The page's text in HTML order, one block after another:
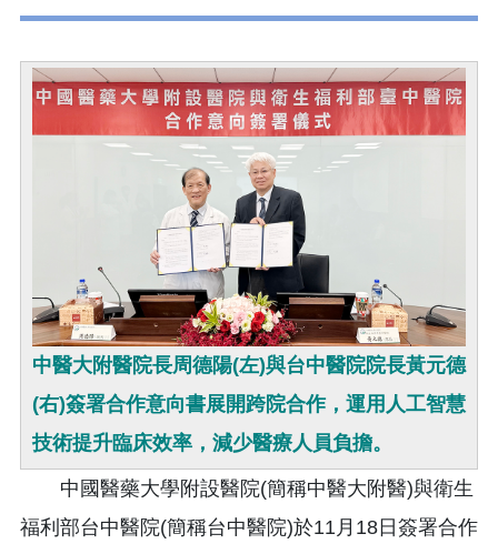
中醫大附醫院長周德陽(左)與台中醫院院長黃元德
(右)簽署合作意向書展開跨院合作，運用人工智慧
技術提升臨床效率，減少醫療人員負擔。
中國醫藥大學附設醫院(簡稱中醫大附醫)與衛生
福利部台中醫院(簡稱台中醫院)於11月18日簽署合作